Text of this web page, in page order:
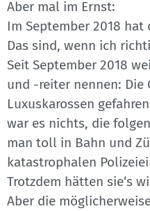
Aber mal im Ernst:
Im September 2018 hat
Das sind, wenn ich
Seit September 2018
und -reiter nennen: Die
Luxuskarossen
war es nichts, die
man toll in Bahn und
katastrophalen
Trotzdem hätten sie‘s
Aber die